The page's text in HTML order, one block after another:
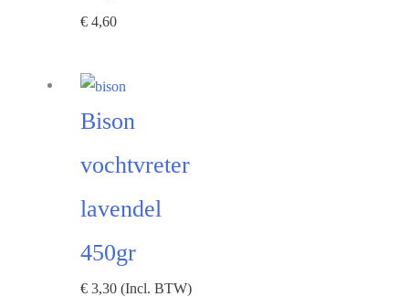
€ 4,60
Bison
vochtvreter
lavendel
450gr
€ 3,30 (Incl. BTW)